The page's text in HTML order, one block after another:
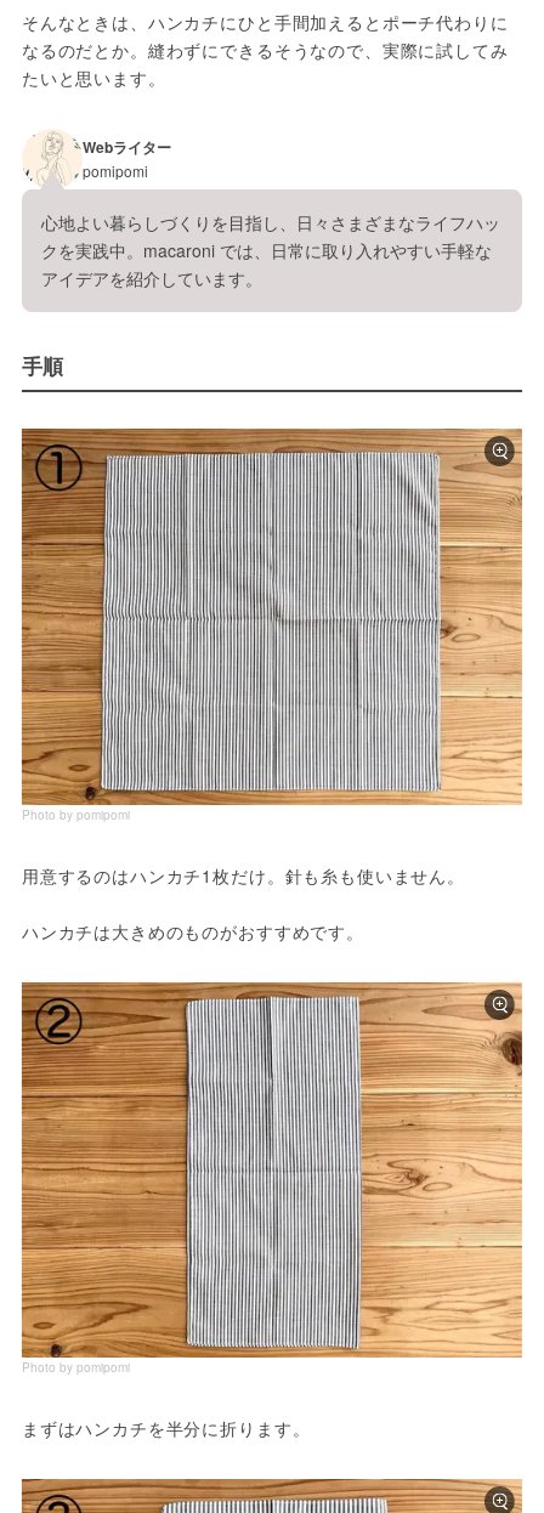
そんなときは、ハンカチにひと手間加えるとポーチ代わりに
なるのだとか。縫わずにできるそうなので、実際に試してみ
たいと思います。
Webライター
pomipomi
心地よい暮らしづくりを目指し、日々さまざまなライフハッ
クを実践中。macaroni では、日常に取り入れやすい手軽な
アイデアを紹介しています。
手順
Photo by pomipomi
用意するのはハンカチ1枚だけ。針も糸も使いません。
ハンカチは大きめのものがおすすめです。
Photo by pomipomi
まずはハンカチを半分に折ります。